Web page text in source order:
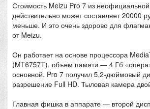
Стоимость Meizu Pro 7 из
действительно может составляет 20000
меньше. И это очень здорово для
от Meizu.
Он работает на основе процессора
(MT6757T), объем памяти — 4 Гб
основной. Pro 7 получил 5,2-дюймовый
разрешение Full HD. Тыловая камера
Главная фишка в аппарате — второй